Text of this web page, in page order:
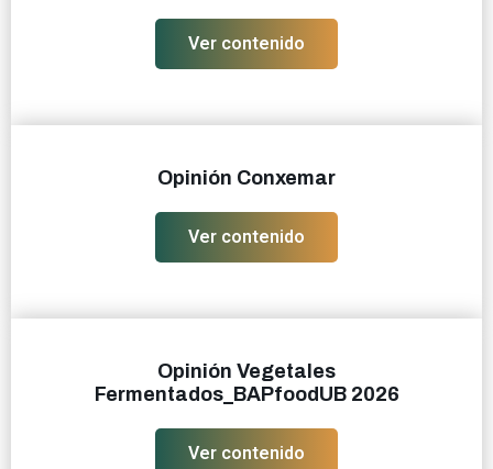
Ver contenido
Opinión Conxemar
Ver contenido
Opinión Vegetales
Fermentados_BAPfoodUB 2026
Ver contenido